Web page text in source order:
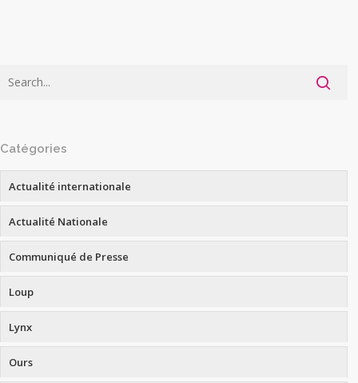
Catégories
Actualité internationale
Actualité Nationale
Communiqué de Presse
Loup
Lynx
Ours